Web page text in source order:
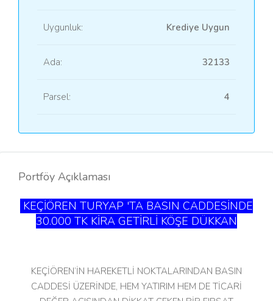
Uygunluk: Krediye Uygun
Ada: 32133
Parsel: 4
Portföy Açıklaması
KEÇİÖREN TURYAP 'TA BASIN CADDESİNDE
30.000 TK KİRA GETİRLİ KÖŞE DÜKKAN
KEÇİÖREN’İN HAREKETLİ NOKTALARINDAN BASIN
CADDESİ ÜZERİNDE, HEM YATIRIM HEM DE TİCARİ